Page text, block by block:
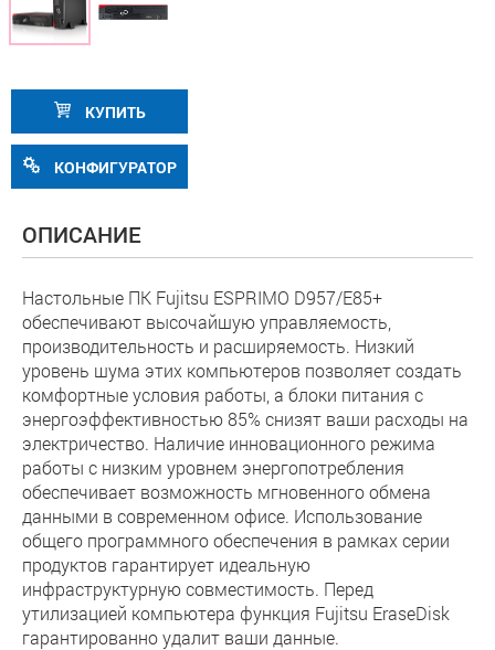
КУПИТЬ
КОНФИГУРАТОР
ОПИСАНИЕ
Настольные ПК Fujitsu ESPRIMO D957/E85+
обеспечивают высочайшую управляемость,
производительность и расширяемость. Низкий
уровень шума этих компьютеров позволяет создать
комфортные условия работы, а блоки питания с
энергоэффективностью 85% снизят ваши расходы на
электричество. Наличие инновационного режима
работы с низким уровнем энергопотребления
обеспечивает возможность мгновенного обмена
данными в современном офисе. Использование
общего программного обеспечения в рамках серии
продуктов гарантирует идеальную
инфраструктурную совместимость. Перед
утилизацией компьютера функция Fujitsu EraseDisk
гарантированно удалит ваши данные.